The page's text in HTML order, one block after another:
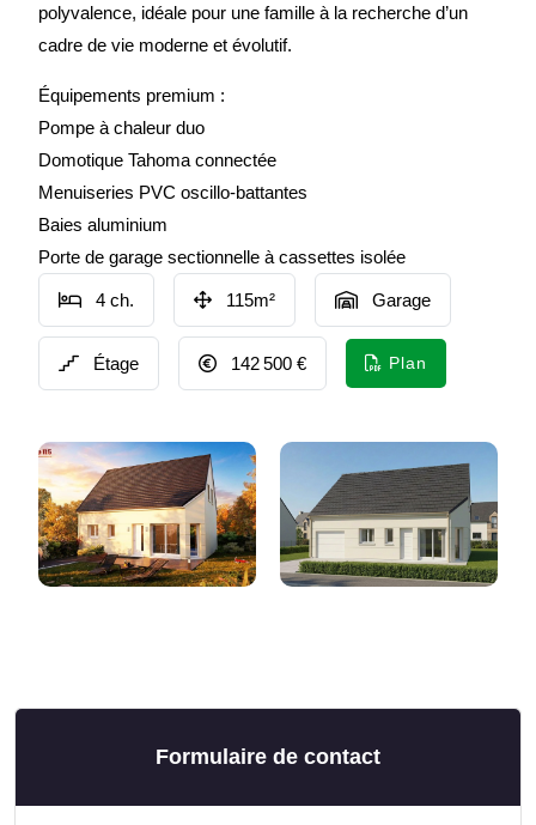
polyvalence, idéale pour une famille à la recherche d’un
cadre de vie moderne et évolutif.
Équipements premium :
Pompe à chaleur duo
Domotique Tahoma connectée
Menuiseries PVC oscillo-battantes
Baies aluminium
Porte de garage sectionnelle à cassettes isolée
4 ch. 115m² Garage
Étage 142 500 € Plan
Formulaire de contact